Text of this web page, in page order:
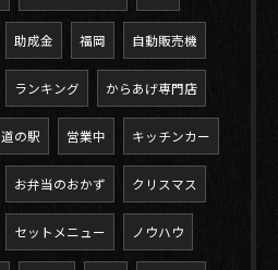
助成金 福岡 自動販売機
ランキング からあげ専門店
道の駅 営業中 キッチンカー
お弁当のおかず クリスマス
セットメニュー ノウハウ